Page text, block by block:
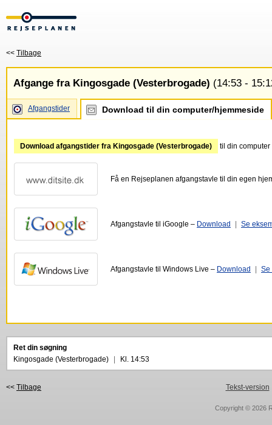
<< Tilbage
Afgange fra Kingosgade (Vesterbrogade) (14:53 -
Afgangstider Download til din computer/hjemmeside
Download afgangstider fra Kingosgade (Vesterbrogade) til din
Få en Rejseplanen afgangstavle til din egen
Afgangstavle til iGoogle – Download Se
Afgangstavle til Windows Live – Download Se
Ret din søgning
Kingosgade (Vesterbrogade)
Kl. 14:53
<< Tilbage Tekst-version
Copyright © 2026